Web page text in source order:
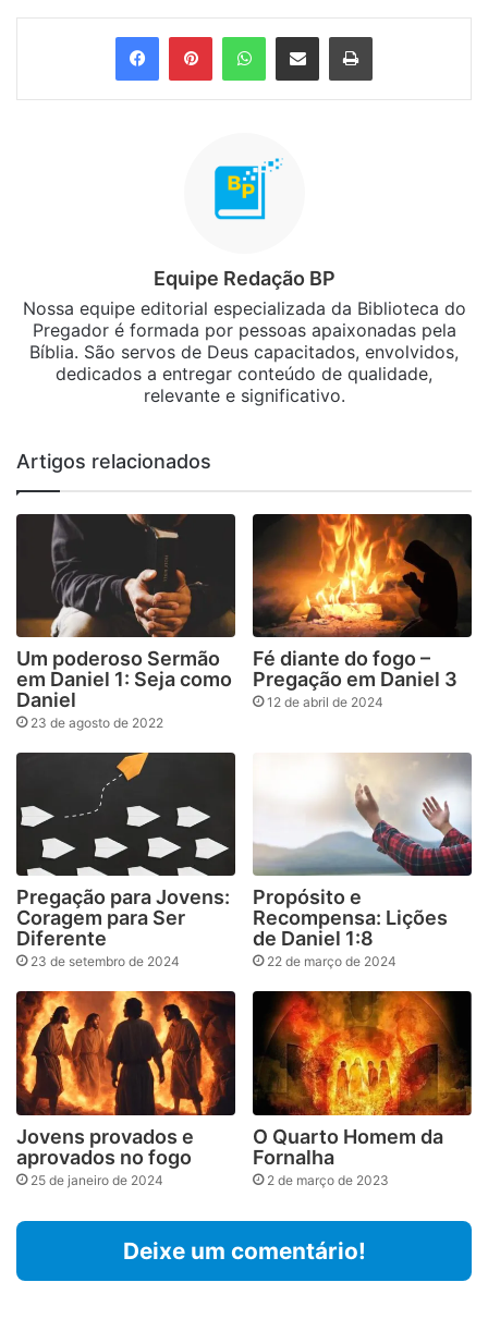
FacebookPinterestWhatsApp
Compartilhar via e-mail Imprimir
Equipe Redação BP
Nossa equipe editorial especializada da Biblioteca do
Pregador é formada por pessoas apaixonadas pela
Bíblia. São servos de Deus capacitados, envolvidos,
dedicados a entregar conteúdo de qualidade,
relevante e significativo.
Artigos relacionados
Um poderoso Sermão
em Daniel 1: Seja como
Daniel
23 de agosto de 2022
Fé diante do fogo –
Pregação em Daniel 3
12 de abril de 2024
Pregação para Jovens:
Coragem para Ser
Diferente
23 de setembro de 2024
Propósito e
Recompensa: Lições
de Daniel 1:8
22 de março de 2024
Jovens provados e
aprovados no fogo
25 de janeiro de 2024
O Quarto Homem da
Fornalha
2 de março de 2023
Deixe um comentário!